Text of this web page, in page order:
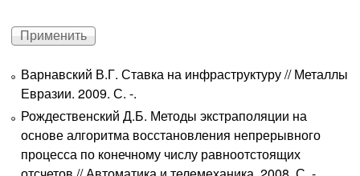
Варнавский В.Г. Ставка на инфраструктуру // Металлы
Евразии. 2009. С. -.
Рождественский Д.Б. Методы экстраполяции на
основе алгоритма восстановления непрерывного
процесса по конечному числу равноотстоящих